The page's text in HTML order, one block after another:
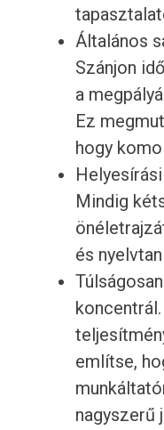
Általános
Szánjon
a
Ez
hogy
Mindig
és
említse,
nagyszerű